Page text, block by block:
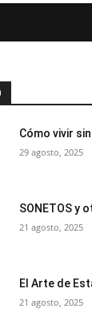
Cómo vivir
29 agosto, 2025
SONETOS y
21 agosto, 2025
El Arte de
21 agosto, 2025